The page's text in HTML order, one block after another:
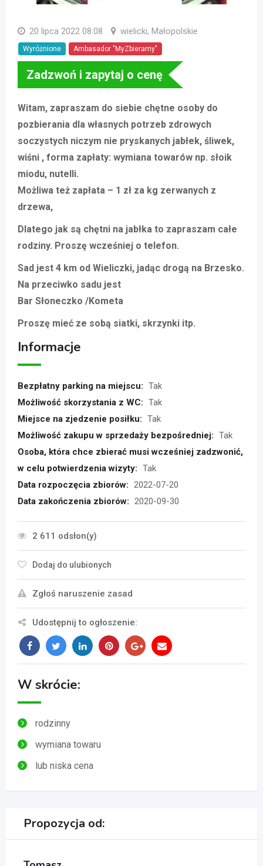
20 lipca 2022 08:08 wielicki, Małopolskie
Wyróżnione Ambasador "MyZbieramy"
Zadzwoń i zapytaj o cenę
Witam, zapraszam do siebie chętne osoby do
pozbierania dla własnych potrzeb zdrowych
soczystych niczym nie pryskanych jabłek, śliwek,
wiśni , forma zapłaty: wymiana towarów np. słoik
miodu, nutelli.
Możliwa też zapłata – 1 zł za kg zerwanych z
drzewa,
Dlatego jak są chętni na jabłka to zapraszam całe
rodziny. Proszę wcześniej o telefon.
Sad jest 4 km od Wieliczki, jadąc drogą na Brzesko.
Na przeciwko sadu jest
Bar Słoneczko /Kometa
Proszę mieć ze sobą siatki, skrzynki itp.
Informacje
Bezpłatny parking na miejscu: Tak
Możliwość skorzystania z WC: Tak
Miejsce na zjedzenie posiłku: Tak
Możliwość zakupu w sprzedaży bezpośredniej: Tak
Osoba, która chce zbierać musi wcześniej zadzwonić,
w celu potwierdzenia wizyty: Tak
Data rozpoczęcia zbiorów: 2022-07-20
Data zakończenia zbiorów: 2020-09-30
2 611 odsłon(y)
Dodaj do ulubionych
Zgłoś naruszenie zasad
Udostępnij to ogłoszenie:
W skrócie:
rodzinny
wymiana towaru
lub niska cena
Propozycja od: